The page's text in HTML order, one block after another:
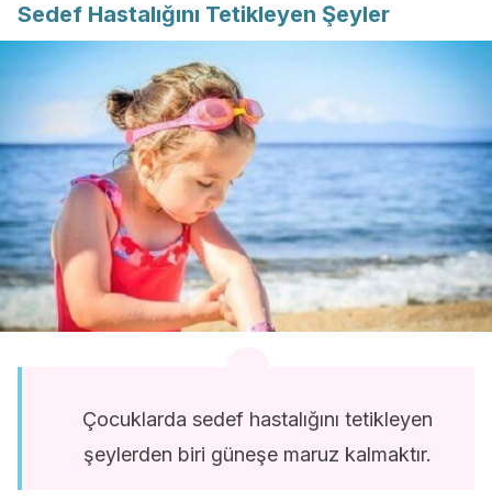
Sedef Hastalığını Tetikleyen Şeyler
Çocuklarda sedef hastalığını tetikleyen
şeylerden biri güneşe maruz kalmaktır.